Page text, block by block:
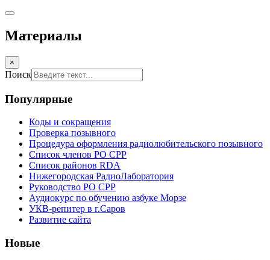
Материалы
×
Поиск
Популярные
Коды и сокращения
Проверка позывного
Процедура оформления радиолюбительского позывного
Список членов РО СРР
Список районов RDA
Нижегородская РадиоЛаборатория
Руководство РО СРР
Аудиокурс по обучению азбуке Морзе
УКВ-репитер в г.Саров
Развитие сайта
Новые